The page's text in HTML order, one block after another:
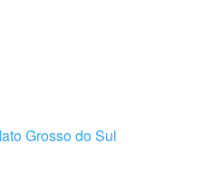
Grosso do Sul